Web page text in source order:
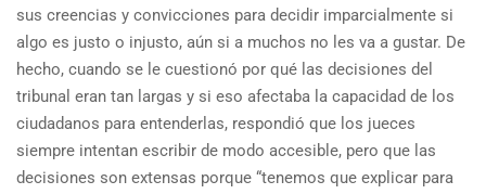
sus creencias y convicciones para decidir imparcialmente si
algo es justo o injusto, aún si a muchos no les va a gustar. De
hecho, cuando se le cuestionó por qué las decisiones del
tribunal eran tan largas y si eso afectaba la capacidad de los
ciudadanos para entenderlas, respondió que los jueces
siempre intentan escribir de modo accesible, pero que las
decisiones son extensas porque “tenemos que explicar para